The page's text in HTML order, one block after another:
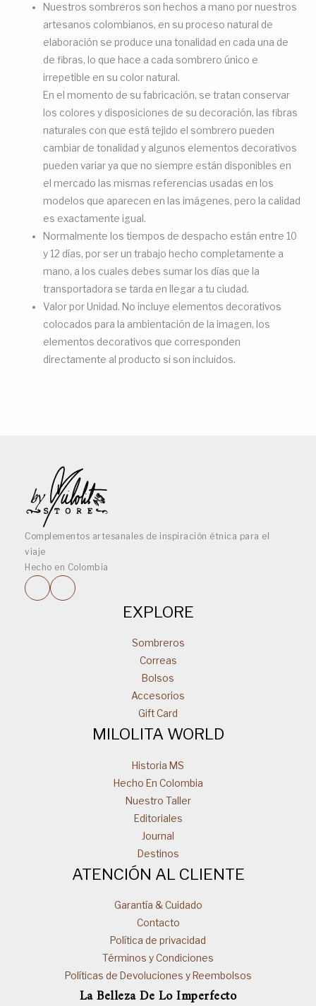
Nuestros sombreros son hechos a mano por nuestros
artesanos colombianos, en su proceso natural de
elaboración se produce una tonalidad en cada una de
de fibras, lo que hace a cada sombrero único e
irrepetible en su color natural.
En el momento de su fabricación, se tratan conservar
los colores y disposiciones de su decoración, las fibras
naturales con que está tejido el sombrero pueden
cambiar de tonalidad y algunos elementos decorativos
pueden variar ya que no siempre están disponibles en
el mercado las mismas referencias usadas en los
modelos que aparecen en las imágenes, pero la calidad
es exactamente igual.
Normalmente los tiempos de despacho están entre 10
y 12 días, por ser un trabajo hecho completamente a
mano, a los cuales debes sumar los días que la
transportadora se tarda en llegar a tu ciudad.
Valor por Unidad. No incluye elementos decorativos
colocados para la ambientación de la imagen, los
elementos decorativos que corresponden
directamente al producto si son incluidos.
Complementos artesanales de inspiración étnica para el
viaje
Hecho en Colombia
EXPLORE
Sombreros
Correas
Bolsos
Accesorios
Gift Card
MILOLITA WORLD
Historia MS
Hecho En Colombia
Nuestro Taller
Editoriales
Journal
Destinos
ATENCIÓN AL CLIENTE
Garantía & Cuidado
Contacto
Política de privacidad
Términos y Condiciones
Políticas de Devoluciones y Reembolsos
La Belleza De Lo Imperfecto